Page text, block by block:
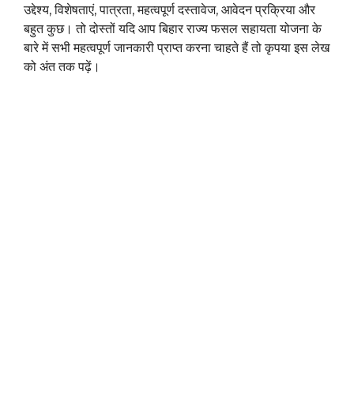
उद्देश्य, विशेषताएं, पात्रता, महत्वपूर्ण दस्तावेज, आवेदन प्रक्रिया और
बहुत कुछ। तो दोस्तों यदि आप बिहार राज्य फसल सहायता योजना के
बारे में सभी महत्वपूर्ण जानकारी प्राप्त करना चाहते हैं तो कृपया इस लेख
को अंत तक पढ़ें।